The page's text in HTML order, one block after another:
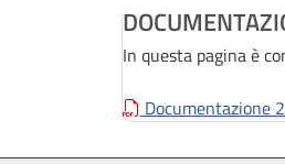
In questa pagina è
Documentazione